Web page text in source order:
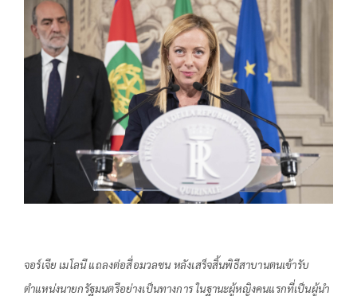
จอร์เจีย เมโลนี แถลงต่อสื่อมวลชน หลังเสร็จสิ้นพิธีสาบานตนเข้ารับ
ตำแหน่งนายกรัฐมนตรีอย่างเป็นทางการ ในฐานะผู้หญิงคนแรกที่เป็นผู้นำ